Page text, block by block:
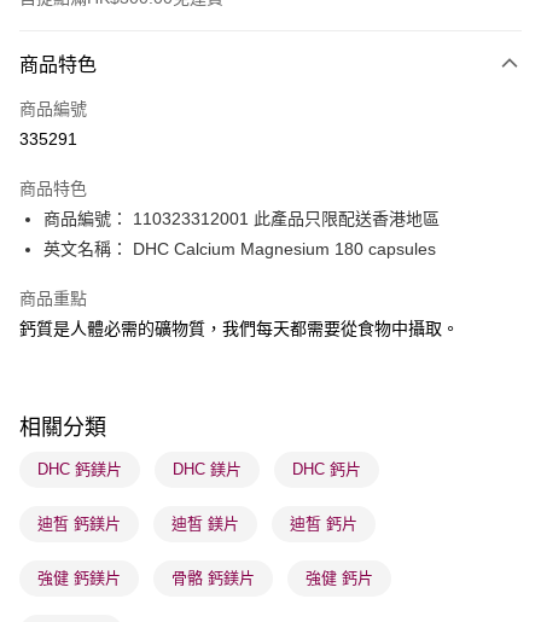
信用卡
Apple Pay
PayMe
WeChat Pay
BoC Pay
每筆HK$65.00，滿HK$300.00或以上免運費
順豐站及營業點 - 確認發貨後1-3個工作天送達
物流公司進行物流配送
商品特色
商品編號
335291
商品特色
商品編號： 110323312001 此產品只限配送香港地區
英文名稱： DHC Calcium Magnesium 180 capsules
商品重點
鈣質是人體必需的礦物質，我們每天都需要從食物中攝取。
相關分類
DHC 鈣鎂片 DHC 鎂片 DHC 鈣片
迪皙 鈣鎂片 迪皙 鎂片 迪皙 鈣片
強健 鈣鎂片 骨骼 鈣鎂片 強健 鈣片